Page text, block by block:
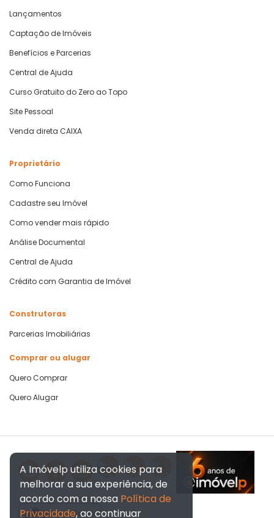
Lançamentos
Captação de Imóveis
Benefícios e Parcerias
Central de Ajuda
Curso Gratuito do Zero ao Topo
Site Pessoal
Venda direta CAIXA
Proprietário
Como Funciona
Cadastre seu Imóvel
Como vender mais rápido
Análise Documental
Central de Ajuda
Crédito com Garantia de Imóvel
Construtoras
Parcerias Imobiliárias
Comprar ou alugar
Quero Comprar
Quero Alugar
Verificada por
A Imóvelp utiliza cookies para
melhorar a sua experiência, de
acordo com a nossa Política de
Privacidade, ao continuar